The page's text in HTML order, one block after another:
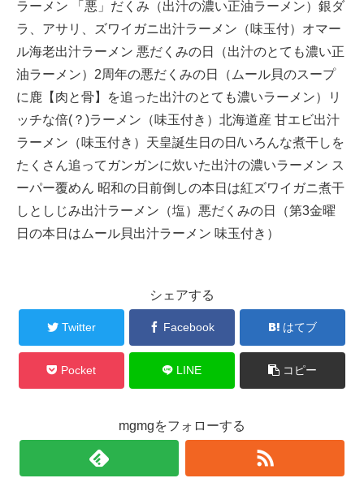
ラーメン 「悪」だくみ（出汁の濃い正油ラーメン）銀ダ
ラ、アサリ、ズワイガニ出汁ラーメン（味玉付）オマー
ル海老出汁ラーメン 悪だくみの日（出汁のとても濃い正
油ラーメン）2周年の悪だくみの日（ムール貝のスープ
に鹿【肉と骨】を追った出汁のとても濃いラーメン）リ
ッチな倍(？)ラーメン（味玉付き）北海道産 甘エビ出汁
ラーメン（味玉付き）天皇誕生日の日/いろんな煮干しを
たくさん追ってガンガンに炊いた出汁の濃いラーメン ス
ーパー覆めん 昭和の日前倒しの本日は紅ズワイガニ煮干
しとしじみ出汁ラーメン（塩）悪だくみの日（第3金曜
日の本日はムール貝出汁ラーメン 味玉付き）
シェアする
Twitter Facebook はてブ
Pocket LINE コピー
mgmgをフォローする